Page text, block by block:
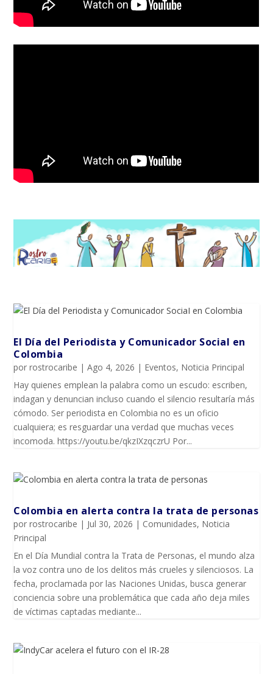
El Día del Periodista y Comunicador SociaI en
Colombia
porrostrocaribe |Ago 4, 2026 | Eventos, Noticia Principal
Hay quienes emplean la palabra como un escudo: escriben,
indagan y denuncian incluso cuando el silencio resultaría más
cómodo. Ser periodista en Colombia no es un oficio
cualquiera; es resguardar una verdad que muchas veces
incomoda. https://youtu.be/qkzIXzqczrU Por...
Colombia en alerta contra la trata de personas
porrostrocaribe | Jul 30, 2026 | Comunidades, Noticia
Principal
En el Día Mundial contra la Trata de Personas, el mundo alza
la voz contra uno de los delitos más crueles y silenciosos. La
fecha, proclamada por las Naciones Unidas, busca generar
conciencia sobre una problemática que cada año deja miles
de víctimas captadas mediante...